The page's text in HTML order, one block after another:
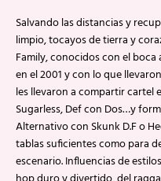
Salvando las distancias y
limpio, tocayos de tierra y
Family, conocidos con el
en el 2001 y con lo que
les llevaron a compartir cartel
Sugarless, Def con Dos…y
Alternativo con Skunk D.F o
tablas suficientes como para
escenario. Influencias de